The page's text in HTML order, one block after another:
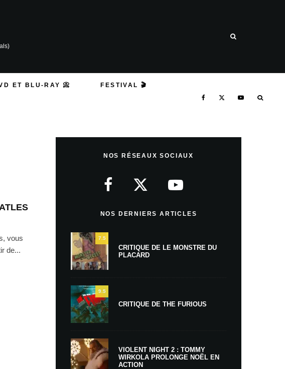
ET BLU-RAY 📀 FESTIVAL 🎬
vous
de...
NOS RÉSEAUX SOCIAUX
NOS DERNIERS ARTICLES
7.5
CRITIQUE DE LE MONSTRE DU
PLACARD
9.5
CRITIQUE DE THE FURIOUS
VIOLENT NIGHT 2 : TOMMY
WIRKOLA PROLONGE NOËL EN
ACTION